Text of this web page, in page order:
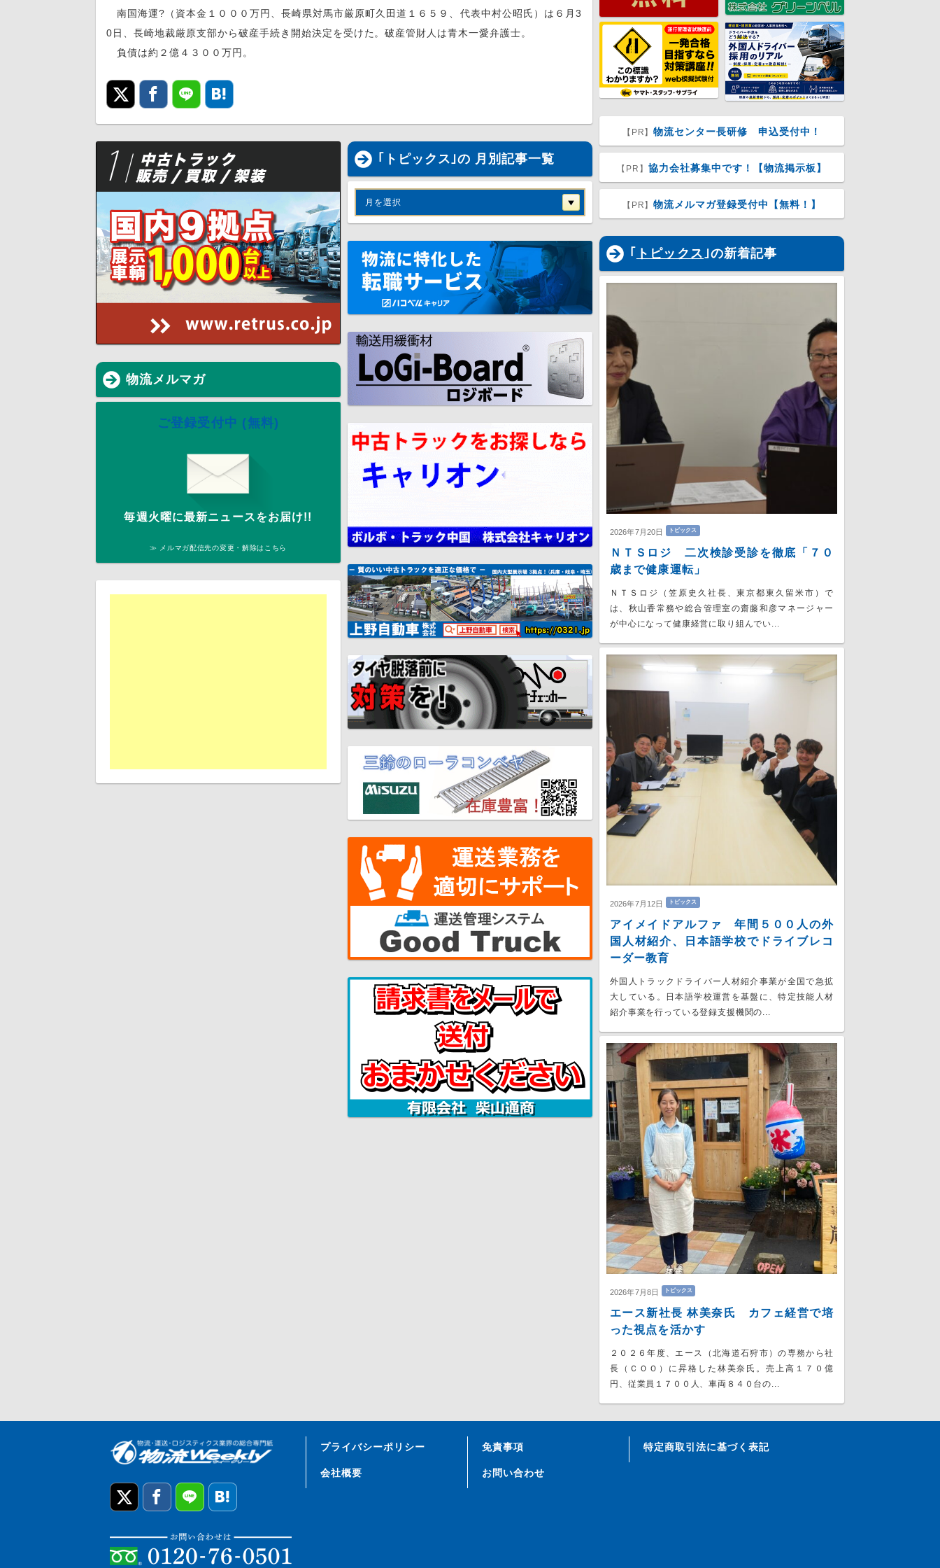
南国海運?（資本金１０００万円、長崎県対馬市厳原町久田道１６５９、代表中村公昭氏）は６月3
0日、長崎地裁厳原支部から破産手続き開始決定を受けた。破産管財人は青木一愛弁護士。
負債は約２億４３００万円。
【PR】物流センター長研修 申込受付中！
【PR】 協力会社募集中です！【物流掲示板】
【PR】物流メルマガ登録受付中【無料！】
｢トピックス｣の 月別記事一覧
月を選択
｢ トピックス ｣の新着記事
2026年7月20日 トピックス
ＮＴＳロジ 二次検診受診を徹底「７０
歳まで健康運転」
ＮＴＳロジ（笠原史久社長、東京都東久留米市）で
は、秋山香常務や総合管理室の齋藤和彦マネージャー
が中心になって健康経営に取り組んでい...
2026年7月12日 トピックス
アイメイドアルファ 年間５００人の外
国人材紹介、日本語学校でドライブレコ
ーダー教育
外国人トラックドライバー人材紹介事業が全国で急拡
大している。日本語学校運営を基盤に、特定技能人材
紹介事業を行っている登録支援機関の...
2026年7月8日 トピックス
エース新社長 林美奈氏 カフェ経営で培
った視点を活かす
２０２６年度、エース（北海道石狩市）の専務から社
長（ＣＯＯ）に昇格した林美奈氏。売上高１７０億
円、従業員１７００人、車両８４０台の...
物流メルマガ
ご登録受付中 (無料)
毎週火曜に最新ニュースをお届け!!
≫ メルマガ配信先の変更・解除はこちら
プライバシーポリシー 免責事項 特定商取引法に基づく表記
会社概要 お問い合わせ